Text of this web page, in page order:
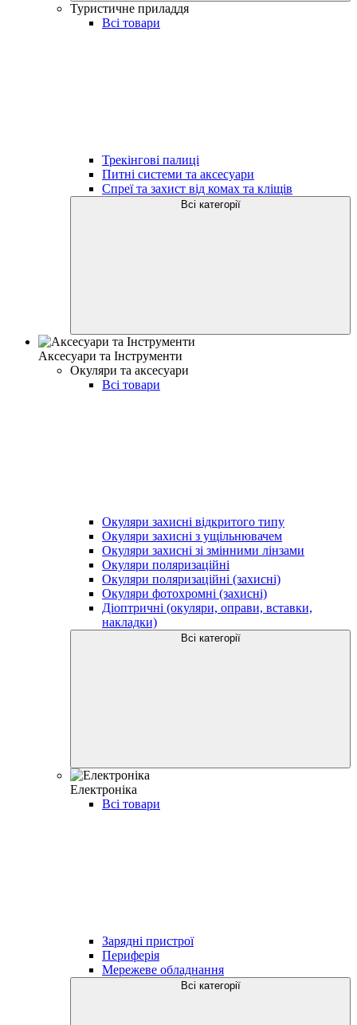
Туристичне приладдя
Всі товари
Трекінгові палиці
Питні системи та аксесуари
Спреї та захист від комах та кліщів
Всі категорії
Аксесуари та Інструменти
Окуляри та аксесуари
Всі товари
Окуляри захисні відкритого типу
Окуляри захисні з ущільнювачем
Окуляри захисні зі змінними лінзами
Окуляри поляризаційні
Окуляри поляризаційні (захисні)
Окуляри фотохромні (захисні)
Діоптричні (окуляри, оправи, вставки,
накладки)
Всі категорії
Електроніка
Всі товари
Зарядні пристрої
Периферія
Мережеве обладнання
Всі категорії